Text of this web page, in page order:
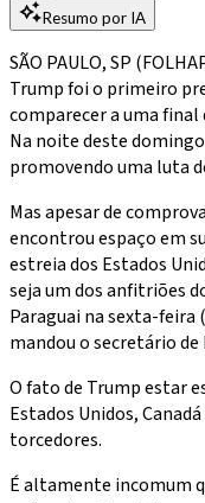
Resumo por IA
SÃO PAULO, SP
Trump foi o primeiro
comparecer a uma final
Na noite deste
promovendo uma luta
Mas apesar de
encontrou espaço em
estreia dos Estados
seja um dos anfitriões
Paraguai na sexta-feira
mandou o secretário
O fato de Trump estar
Estados Unidos,
torcedores.
É altamente incomum